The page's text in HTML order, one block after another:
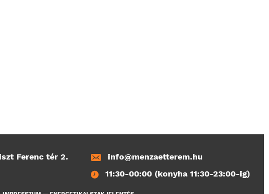
Ferenc tér 2.
info@menzaetterem.hu
11:30-00:00 (konyha 11:30-23:00-ig)